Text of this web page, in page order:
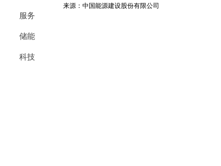
服务
储能
科技
来源：中国能源建设股份有限公司